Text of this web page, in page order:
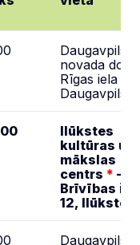
Daugavpils
novada
Rīgas iela 2,
Daugavpils
Ilūkstes
kultūras un
mākslas
centrs * –
Brīvības
12, Ilūkste
Daugavpils